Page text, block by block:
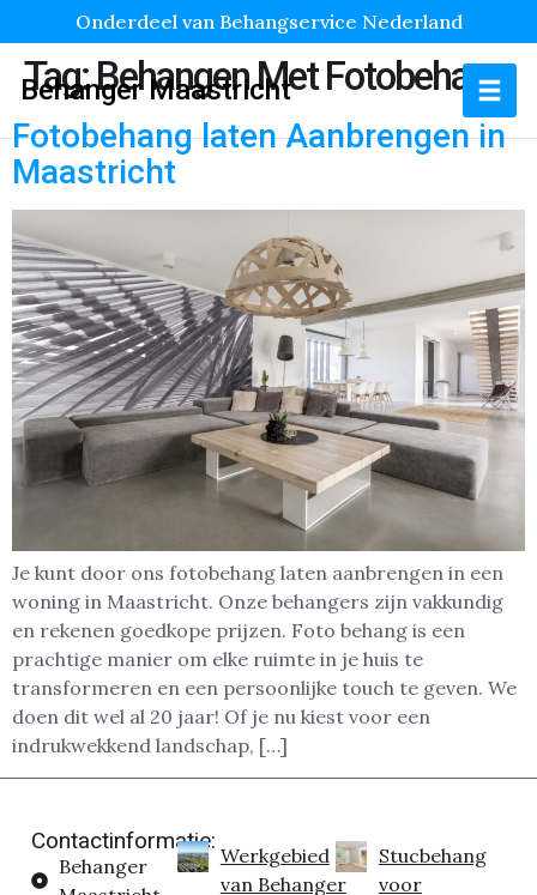
Onderdeel van Behangservice Nederland
Behanger Maastricht
Tag:Behangen Met Fotobehang
Fotobehang laten Aanbrengen in
Maastricht
Je kunt door ons fotobehang laten aanbrengen in een
woning in Maastricht. Onze behangers zijn vakkundig
en rekenen goedkope prijzen. Foto behang is een
prachtige manier om elke ruimte in je huis te
transformeren en een persoonlijke touch te geven. We
doen dit wel al 20 jaar! Of je nu kiest voor een
indrukwekkend landschap, […]
Contactinformatie:
Behanger
Werkgebied
van Behanger
Stucbehang
voor